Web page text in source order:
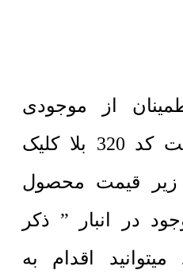
از موجودی
پارکت لمینت کد 320 بلا کلیک
زیر قیمت محصول
در انبار ” ذکر
اقدام به